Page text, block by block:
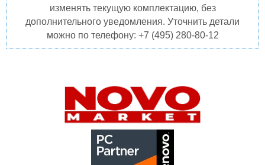
изменять текущую комплектацию, без
дополнительного уведомления. Уточнить детали
можно по телефону: +7 (495) 280-80-12